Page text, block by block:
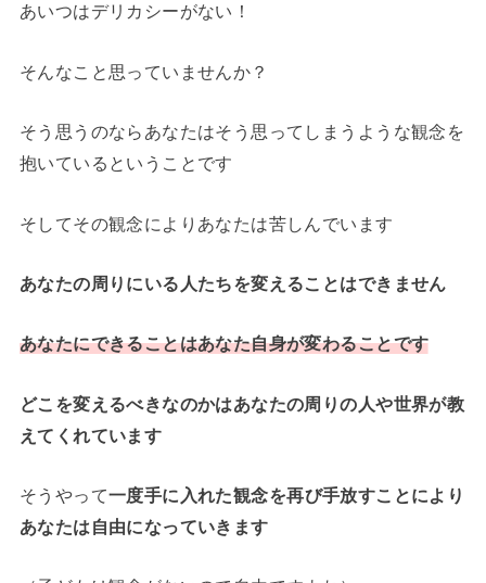
あいつはデリカシーがない！
そんなこと思っていませんか？
そう思うのならあなたはそう思ってしまうような観念を
抱いているということです
そしてその観念によりあなたは苦しんでいます
あなたの周りにいる人たちを変えることはできません
あなたにできることはあなた自身が変わることです
どこを変えるべきなのかはあなたの周りの人や世界が教
えてくれています
そうやって一度手に入れた観念を再び手放すことにより
あなたは自由になっていきます